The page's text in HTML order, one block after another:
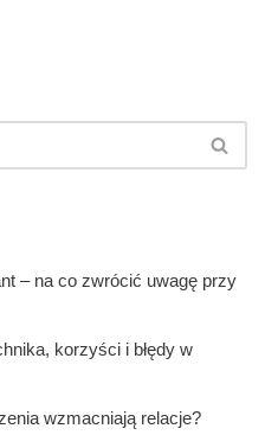
– na co zwrócić uwagę przy
korzyści i błędy w
wzmacniają relacje?